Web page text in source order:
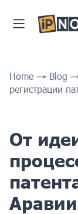
Home Blog
регистрации
От
Аравии